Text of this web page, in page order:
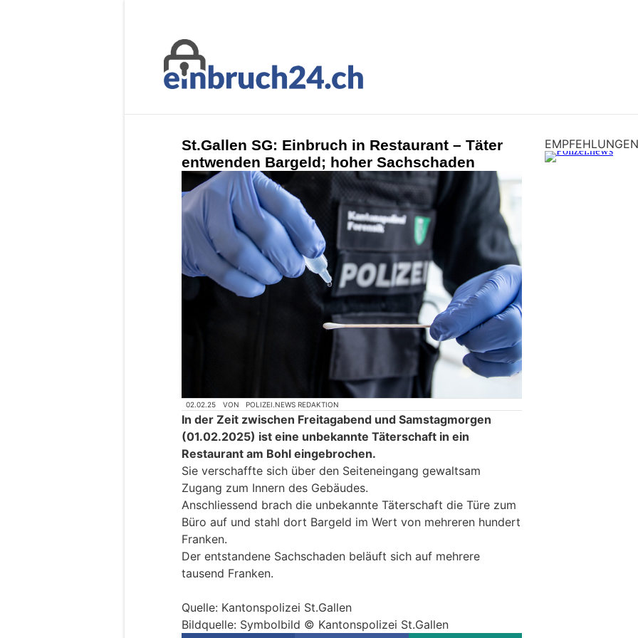
St.Gallen SG: Einbruch in Restaurant – Täter
entwenden Bargeld; hoher Sachschaden
02.02.25 VON POLIZEI.NEWS REDAKTION
In der Zeit zwischen Freitagabend und Samstagmorgen
(01.02.2025) ist eine unbekannte Täterschaft in ein
Restaurant am Bohl eingebrochen.
Sie verschaffte sich über den Seiteneingang gewaltsam
Zugang zum Innern des Gebäudes.
Anschliessend brach die unbekannte Täterschaft die Türe zum
Büro auf und stahl dort Bargeld im Wert von mehreren hundert
Franken.
Der entstandene Sachschaden beläuft sich auf mehrere
tausend Franken.
Quelle: Kantonspolizei St.Gallen
Bildquelle: Symbolbild © Kantonspolizei St.Gallen
EMPFEHLUNGEN